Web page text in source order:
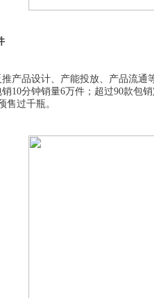
产品设计、产能投放、产品流
10分钟销量6万件；超过90款
售过千瓶。